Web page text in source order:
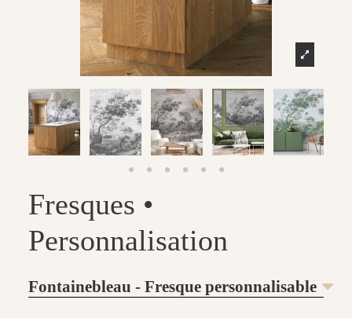
Fresques •
Personnalisation
Fontainebleau - Fresque personnalisable